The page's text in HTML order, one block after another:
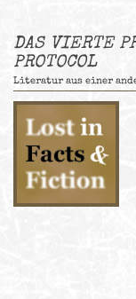
DAS VIERTE
PROTOCOL
Literatur aus einer